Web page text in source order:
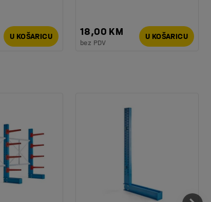
U KOŠARICU 18,00 KM
bez PDV
U KOŠARICU